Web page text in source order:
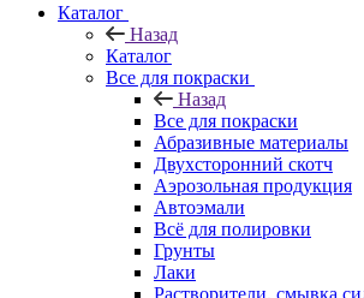
Каталог
Назад
Каталог
Все для покраски
Назад
Все для покраски
Абразивные материалы
Двухсторонний скотч
Аэрозольная продукция
Автоэмали
Всё для полировки
Грунты
Лаки
Растворители, смывка